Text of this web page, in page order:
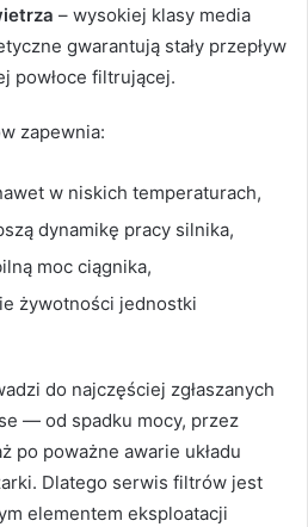
– wysokiej klasy media
gwarantują stały przepływ
powłoce filtrującej.
zapewnia:
w niskich temperaturach,
dynamikę pracy silnika,
moc ciągnika,
żywotności jednostki
do najczęściej zgłaszanych
— od spadku mocy, przez
po poważne awarie układu
Dlatego serwis filtrów jest
elementem eksploatacji